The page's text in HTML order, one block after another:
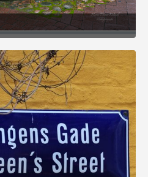
09:30